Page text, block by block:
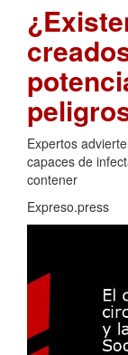
Expertos
capaces de
contener
Expreso.press